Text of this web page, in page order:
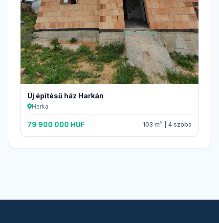
Új építésű ház Harkán
Harka
79 900 000 HUF 103 m2 | 4 szoba